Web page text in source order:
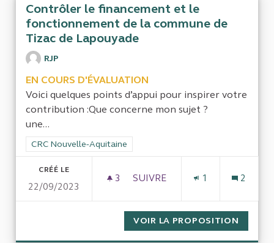
Contrôler le financement et le
fonctionnement de la commune de
Tizac de Lapouyade
RJP
EN COURS D'ÉVALUATION
Voici quelques points d’appui pour inspirer votre
contribution :Que concerne mon sujet ?
une...
Filtrer les résultats de la catégorie : CRC Nouvelle-Aquitaine
CRC Nouvelle-Aquitaine
CRÉÉ LE
22/09/2023
3 3 ABONNÉS
SUIVRE
1 2
VOIR LA PROPOSITION